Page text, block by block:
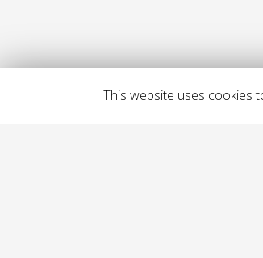
This website uses cookies